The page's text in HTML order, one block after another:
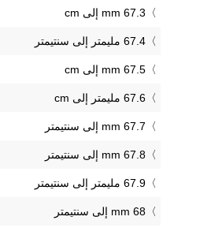
67.3 mm إلى cm
67.4 مليمتر إلى سنتيمتر
67.5 mm إلى cm
67.6 مليمتر إلى cm
67.7 mm إلى سنتيمتر
67.8 mm إلى سنتيمتر
67.9 مليمتر إلى سنتيمتر
68 mm إلى سنتيمتر